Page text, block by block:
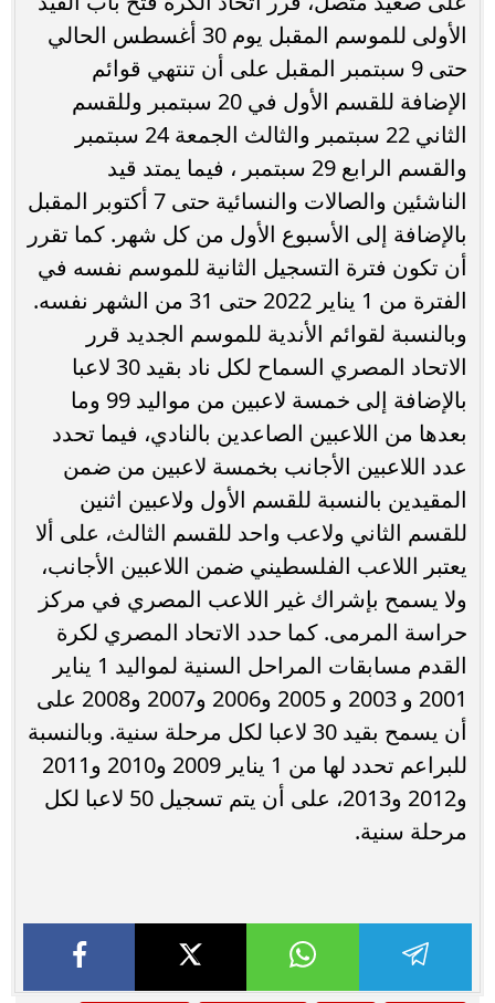
الأولى للموسم المقبل يوم 30 أغسطس الحالي
حتى 9 سبتمبر المقبل على أن تنتهي قوائم
الإضافة للقسم الأول في 20 سبتمبر وللقسم
الثاني 22 سبتمبر والثالث الجمعة 24 سبتمبر
والقسم الرابع 29 سبتمبر ، فيما يمتد قيد
الناشئين والصالات والنسائية حتى 7 أكتوبر المقبل
بالإضافة إلى الأسبوع الأول من كل شهر. كما تقرر
أن تكون فترة التسجيل الثانية للموسم نفسه في
الفترة من 1 يناير 2022 حتى 31 من الشهر نفسه.
وبالنسبة لقوائم الأندية للموسم الجديد قرر
الاتحاد المصري السماح لكل ناد بقيد 30 لاعبا
بالإضافة إلى خمسة لاعبين من مواليد 99 وما
بعدها من اللاعبين الصاعدين بالنادي، فيما تحدد
عدد اللاعبين الأجانب بخمسة لاعبين من ضمن
المقيدين بالنسبة للقسم الأول ولاعبين اثنين
للقسم الثاني ولاعب واحد للقسم الثالث، على ألا
يعتبر اللاعب الفلسطيني ضمن اللاعبين الأجانب،
ولا يسمح بإشراك غير اللاعب المصري في مركز
حراسة المرمى. كما حدد الاتحاد المصري لكرة
القدم مسابقات المراحل السنية لمواليد 1 يناير
2001 و 2003 و 2005 و2006 و2007 و2008 على
أن يسمح بقيد 30 لاعبا لكل مرحلة سنية. وبالنسبة
للبراعم تحدد لها من 1 يناير 2009 و2010 و2011
و2012 و2013، على أن يتم تسجيل 50 لاعبا لكل
مرحلة سنية.